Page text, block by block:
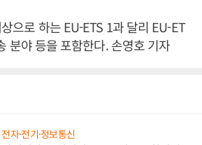
으로 하는 EU-ETS 1과 달리 EU-ET
분야 등을 포함한다. 손영호 기자
전자·전기·정보통신